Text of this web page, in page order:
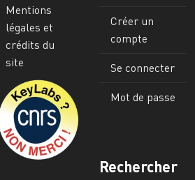
Mentions
légales et
crédits du
site
Image
Créer un
compte
Se connecter
Mot de passe
Rechercher